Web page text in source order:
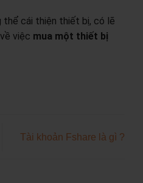
thể cái thiện thiết bị, có lẽ
việc mua một thiết bị
Tài khoản Fshare là gì ?